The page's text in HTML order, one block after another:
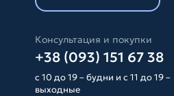
Консультация и покупки
+38 (093) 151 67 38
с 10 до 19 – будни и с 11 до 19 –
выходные